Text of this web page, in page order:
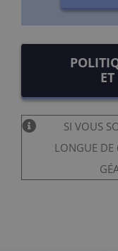
SI VOUS
LONGUE DE